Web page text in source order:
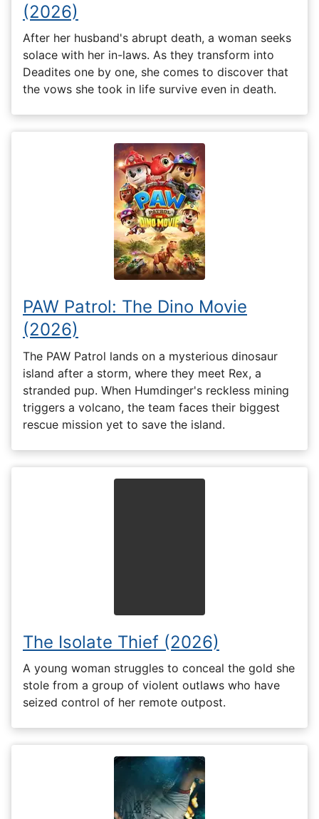
(2026)
After her husband's abrupt death, a woman seeks
solace with her in-laws. As they transform into
Deadites one by one, she comes to discover that
the vows she took in life survive even in death.
PAW Patrol: The Dino Movie
(2026)
The PAW Patrol lands on a mysterious dinosaur
island after a storm, where they meet Rex, a
stranded pup. When Humdinger's reckless mining
triggers a volcano, the team faces their biggest
rescue mission yet to save the island.
The Isolate Thief (2026)
A young woman struggles to conceal the gold she
stole from a group of violent outlaws who have
seized control of her remote outpost.